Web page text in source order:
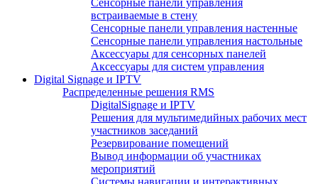
встраиваемые в стену
Сенсорные панели управления настенные
Сенсорные панели управления настольные
Аксессуары для сенсорных панелей
Аксессуары для систем управления
Digital Signage и IPTV
Распределенные решения RMS
DigitalSignage и IPTV
Решения для мультимедийных рабочих мест
участников заседаний
Резервирование помещений
Вывод информации об участниках
мероприятий
Системы навигации и интерактивных